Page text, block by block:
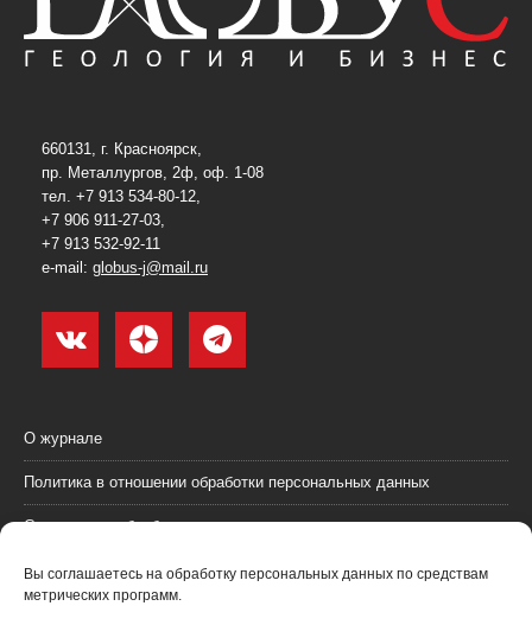
Вы соглашаетесь на обработку персональных данных по средствам
метрических программ.
660131, г. Красноярск,
пр. Металлургов, 2ф, оф. 1-08
тел. +7 913 534-80-12,
+7 906 911-27-03,
+7 913 532-92-11
e-mail: globus-j@mail.ru
О журнале
Политика в отношении обработки персональных данных
Согласие на обработку персональных данных
Пользовательское соглашение (оферта)